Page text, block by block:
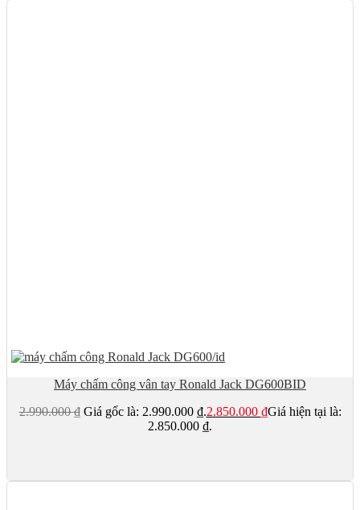
Máy chấm công vân tay Ronald Jack DG600BID
2.990.000₫ Giá gốc là: 2.990.000 ₫.2.850.000 ₫Giá hiện tại là:
2.850.000 ₫.